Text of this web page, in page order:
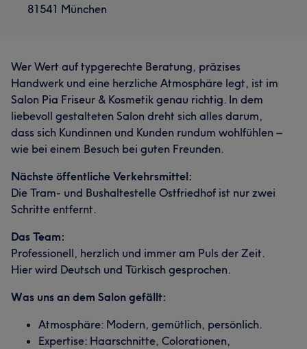
81541 München
Wer Wert auf typgerechte Beratung, präzises
Handwerk und eine herzliche Atmosphäre legt, ist im
Salon Pia Friseur & Kosmetik genau richtig. In dem
liebevoll gestalteten Salon dreht sich alles darum,
dass sich Kundinnen und Kunden rundum wohlfühlen –
wie bei einem Besuch bei guten Freunden.
Nächste öffentliche Verkehrsmittel:
Die Tram- und Bushaltestelle Ostfriedhof ist nur zwei
Schritte entfernt.
Das Team:
Professionell, herzlich und immer am Puls der Zeit.
Hier wird Deutsch und Türkisch gesprochen.
Was uns an dem Salon gefällt:
Atmosphäre: Modern, gemütlich, persönlich.
Expertise: Haarschnitte, Colorationen,